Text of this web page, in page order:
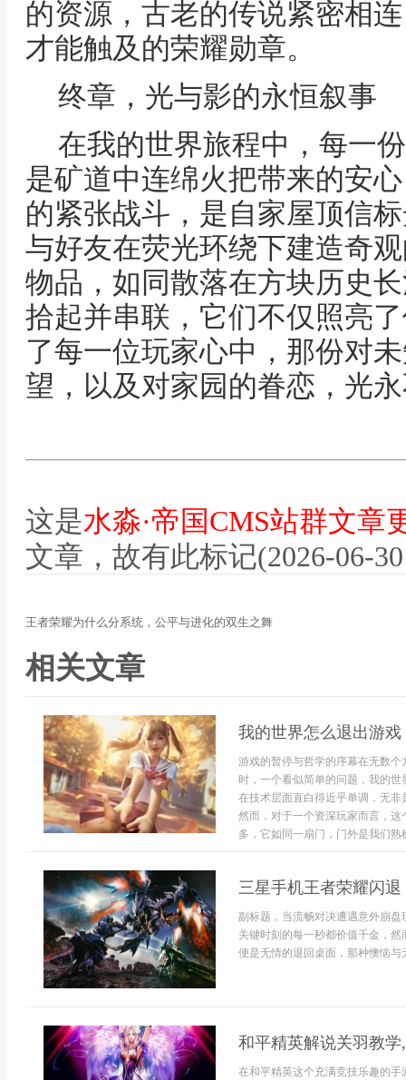
的资源，古老的传说紧密相
才能触及的荣耀勋章。
终章，光与影的永恒叙事
在我的世界旅程中，每一
是矿道中连绵火把带来的安
的紧张战斗，是自家屋顶信
与好友在荧光环绕下建造奇
物品，如同散落在方块历史
拾起并串联，它们不仅照亮
了每一位玩家心中，那份对
望，以及对家园的眷恋，光
这是水淼·帝国CMS站群文章
文章，故有此标记(2026-06-
王者荣耀为什么分系统，公平与进化的双生之舞
相关文章
我的世界怎么退出游
游戏的暂停与哲学的序幕在无数
时，一个看似简单的问题，我的
在技术层面直白得近乎单调，无
然而，对于一个资深玩家而言，
多，它如同一扇门，门外是我们熟
三星手机王者荣耀闪
副标题，当流畅对决遭遇意外崩
关键时刻的每一秒都价值千金，
便是无情的退回桌面，那种懊恼与
和平精英解说关羽教
在和平精英这个充满竞技乐趣的